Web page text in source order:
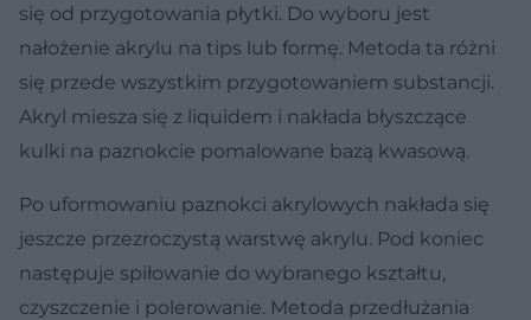
się od przygotowania płytki. Do wyboru jest
nałożenie akrylu na tips lub formę. Metoda ta różni
się przede wszystkim przygotowaniem substancji.
Akryl miesza się z liquidem i nakłada błyszczące
kulki na paznokcie pomalowane bazą kwasową.
Po uformowaniu paznokci akrylowych nakłada się
jeszcze przezroczystą warstwę akrylu. Pod koniec
następuje spiłowanie do wybranego kształtu,
czyszczenie i polerowanie. Metoda przedłużania